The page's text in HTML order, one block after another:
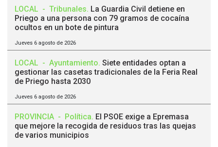
LOCAL - Tribunales. La Guardia Civil detiene en
Priego a una persona con 79 gramos de cocaína
ocultos en un bote de pintura
Jueves 6 agosto de 2026
LOCAL - Ayuntamiento. Siete entidades optan a
gestionar las casetas tradicionales de la Feria Real
de Priego hasta 2030
Jueves 6 agosto de 2026
PROVINCIA - Política. El PSOE exige a Epremasa
que mejore la recogida de residuos tras las quejas
de varios municipios